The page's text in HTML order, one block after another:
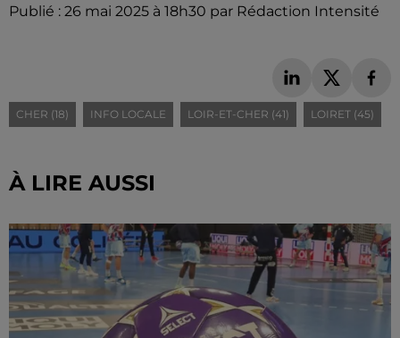
Publié : 26 mai 2025 à 18h30 par Rédaction Intensité
CHER (18) INFO LOCALE LOIR-ET-CHER (41) LOIRET (45)
À LIRE AUSSI